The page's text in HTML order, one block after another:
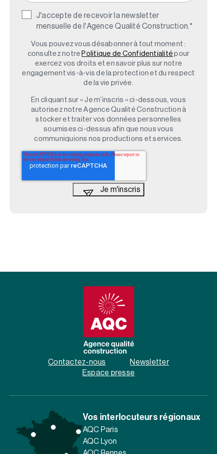
J'accepte de recevoir la newsletter
mensuelle de l'Agence Qualité Construction. *
Vous pouvez vous désabonner à tout moment :
consultez notre Politique de Confidentialité pour
exercez vos droits et en savoir plus sur notre
engagement vis-à-vis de la protection et du respect
de la vie privée.
En cliquant sur « Je m'inscris » ci-dessous, vous
autorisez notre Agence Qualité Construction à
stocker et traiter vos données personnelles
soumises ci-dessus afin que nous vous
communiquions nos productions et services.
Contactez-nous
Newsletter
Espace presse
Vos interlocuteurs régionaux
AQC Paris
AQC Lyon